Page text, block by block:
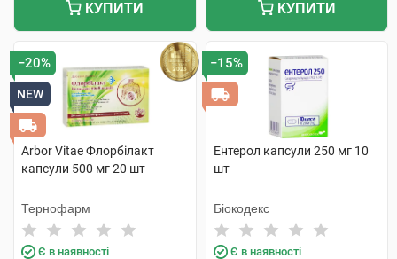
КУПИТИ КУПИТИ
−20%
NEW
Arbor Vitae Флорбілакт
капсули 500 мг 20 шт
Тернофарм
Є в наявності
−15%
Ентерол капсули 250 мг 10
шт
Біокодекс
Є в наявності